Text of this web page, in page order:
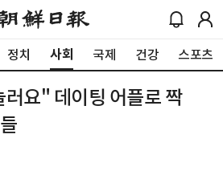
정치 사회 국제 건강 스포츠
요" 데이팅 어플로 짝